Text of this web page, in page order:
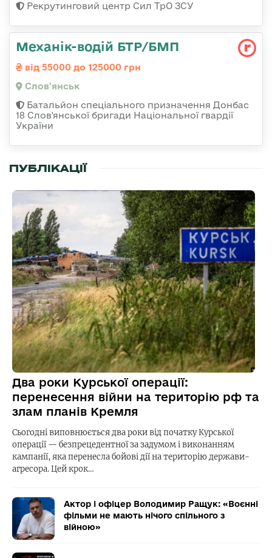
Рекрутинговий центр Сил ТрО ЗСУ
Механік-водій БТР/БМП
від 55000 до 125000 грн
Слов'янськ
Батальйон спеціального призначення Донбас
18 Слов'янської бригади Національної гвардії
України
ПУБЛІКАЦІЇ
Два роки Курської операції:
перенесення війни на територію рф та
злам планів Кремля
Сьогодні виповнюється два роки від початку Курської
операції — безпрецедентної за задумом і виконанням
кампанії, яка перенесла бойові дії на територію держави-
агресора. Цей крок…
Актор і офіцер Володимир Ращук: «Воєнні
фільми не мають нічого спільного з
війною»